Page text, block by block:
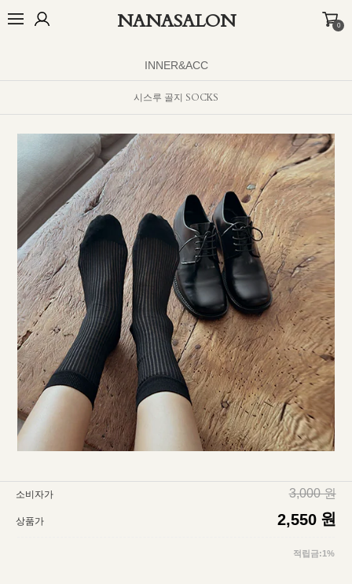
NANASALON 0
INNER&ACC
시스루 골지 SOCKS
소비자가 3,000 원
상품가 2,550 원
적립금:1%